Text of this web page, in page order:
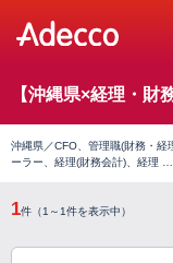
【沖縄県×経理・財
沖縄県／CFO、管理職(財務・経
ーラー、経理(財務会計)、経理 …
1件（1～1件を表示中）